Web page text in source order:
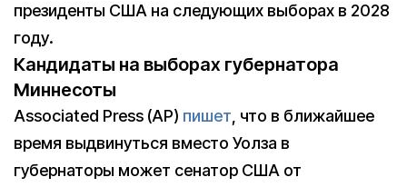
президенты США на следующих выборах в 2028
году.
Кандидаты на выборах губернатора
Миннесоты
Associated Press (AP) пишет, что в ближайшее
время выдвинуться вместо Уолза в
губернаторы может сенатор США от